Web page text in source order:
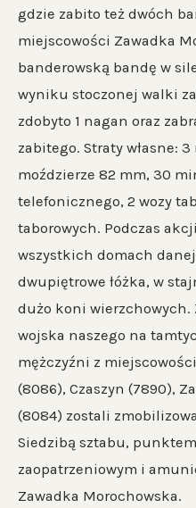
gdzie zabito też dwóch
miejscowości Zawadka
banderowską bandę w
wyniku stoczonej walki
zdobyto 1 nagan oraz
zabitego. Straty własne:
moździerze 82 mm, 30
telefonicznego, 2 wozy
taborowych. Podczas
wszystkich domach
dwupiętrowe łóżka, w
dużo koni
wojska naszego na
mężczyźni z
(8086), Czaszyn (7890),
(8084) zostali
Siedzibą sztabu,
zaopatrzeniowym i
Zawadka Morochowska.